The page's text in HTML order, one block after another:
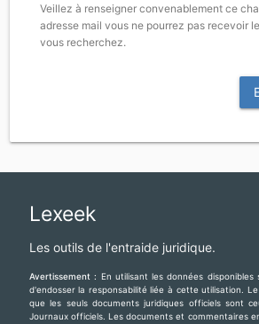
Veillez à renseigner convenablement ce
adresse mail vous ne pourrez pas recevoir
vous recherchez.
Lexeek
Les outils de l'entraide juridique.
Avertissement : En utilisant les données
d'endosser la responsabilité liée à cette utilisation.
que les seuls documents juridiques officiels sont
Journaux officiels. Les documents et commentaires